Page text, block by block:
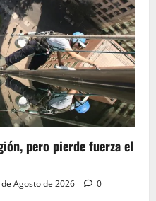
pero pierde fuerza el
Agosto de 2026 0